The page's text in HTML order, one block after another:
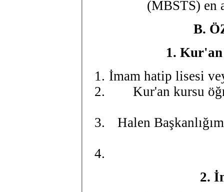
(MBSTS) en
B.
1. Kur'an
İmam hatip lisesi
Kur'an kursu
Halen
2.